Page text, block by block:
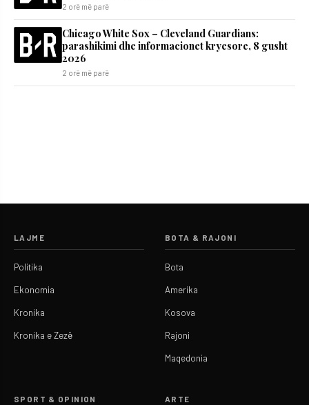
2 orë më parë
Chicago White Sox – Cleveland Guardians:
parashikimi dhe informacionet kryesore, 8 gusht
2026
2 orë më parë
LAJME
Politika
Ekonomia
Kronika
Kronika e Zezë
BOTA & RAJONI
Bota
Amerika
Kosova
Rajoni
Maqedonia
SPORT & OPINION ARTE